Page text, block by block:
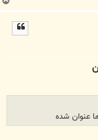
عنوان شده